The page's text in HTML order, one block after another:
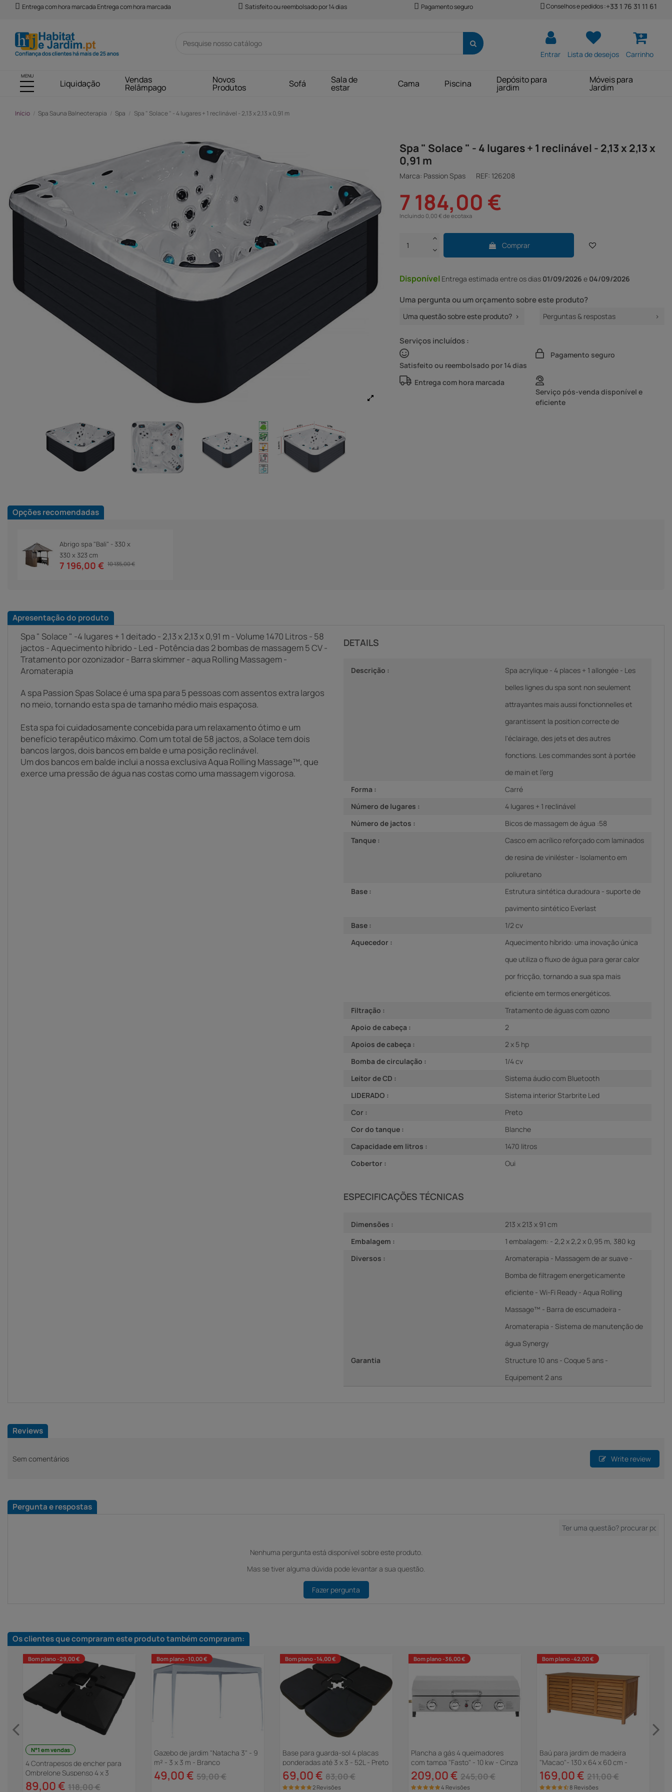
Entrega com hora marcada Entrega com hora marcada Satisfeito ou reembolsado por 14 dias Pagamento seguro Conselhos e pedidos :+33 1 76 31 11 61
Entrar Lista de desejos Carrinho
MENU
Liquidação Vendas
Relâmpago
Novos
Produtos Sofá Sala de
estar Cama Piscina Depósito para
jardim
Móveis para
Jardim
Início Spa Sauna Balneoterapia Spa Spa " Solace " - 4 lugares + 1 reclinável - 2,13 x 2,13 x 0,91 m
Spa " Solace " - 4 lugares + 1 reclinável - 2,13 x 2,13 x
0,91 m
Marca: Passion Spas REF: 126208
7 184,00 €
Incluindo 0,00 € de ecotaxa
Comprar
Disponível Entrega estimada entre os dias 01/09/2026 e 04/09/2026
Uma pergunta ou um orçamento sobre este produto?
Uma questão sobre este produto? Perguntas & respostas
Serviços incluídos :
Satisfeito ou reembolsado por 14 dias
Pagamento seguro
Entrega com hora marcada
Serviço pós-venda disponível e
eficiente
Opções recomendadas
Abrigo spa "Bali" - 330 x
330 x 323 cm
7 196,00 € 10 135,00 €
Apresentação do produto
Spa " Solace " -4 lugares + 1 deitado - 2,13 x 2,13 x 0,91 m - Volume 1470 Litros - 58
jactos - Aquecimento híbrido - Led - Potência das 2 bombas de massagem 5 CV -
Tratamento por ozonizador - Barra skimmer - aqua Rolling Massagem -
Aromaterapia
A spa Passion Spas Solace é uma spa para 5 pessoas com assentos extra largos
no meio, tornando esta spa de tamanho médio mais espaçosa.
Esta spa foi cuidadosamente concebida para um relaxamento ótimo e um
benefício terapêutico máximo. Com um total de 58 jactos, a Solace tem dois
bancos largos, dois bancos em balde e uma posição reclinável.
Um dos bancos em balde inclui a nossa exclusiva Aqua Rolling Massage™, que
exerce uma pressão de água nas costas como uma massagem vigorosa.
DETAILS
Descrição :
Spa acrylique - 4 places + 1 allongée - Les
belles lignes du spa sont non seulement
attrayantes mais aussi fonctionnelles et
garantissent la position correcte de
l'éclairage, des jets et des autres
fonctions. Les commandes sont à portée
de main et l'erg
Forma :
Carré
Número de lugares :
4 lugares + 1 reclinável
Número de jactos :
Bicos de massagem de água :58
Tanque :
Casco em acrílico reforçado com laminados
de resina de viniléster - Isolamento em
poliuretano
Base :
Estrutura sintética duradoura - suporte de
pavimento sintético Everlast
Base :
1/2 cv
Aquecedor :
Aquecimento híbrido: uma inovação única
que utiliza o fluxo de água para gerar calor
por fricção, tornando a sua spa mais
eficiente em termos energéticos.
Filtração :
Tratamento de águas com ozono
Apoio de cabeça :
2
Apoios de cabeça :
2 x 5 hp
Bomba de circulação :
1/4 cv
Leitor de CD :
Sistema áudio com Bluetooth
LIDERADO :
Sistema interior Starbrite Led
Cor :
Preto
Cor do tanque :
Blanche
Capacidade em litros :
1470 litros
Cobertor :
Oui
ESPECIFICAÇÕES TÉCNICAS
Dimensões :
213 x 213 x 91 cm
Embalagem :
1 embalagem: - 2,2 x 2,2 x 0,95 m, 380 kg
Diversos :
Aromaterapia - Massagem de ar suave -
Bomba de filtragem energeticamente
eficiente - Wi-Fi Ready - Aqua Rolling
Massage™ - Barra de escumadeira -
Aromaterapia - Sistema de manutenção de
água Synergy
Garantia
Structure 10 ans - Coque 5 ans -
Equipement 2 ans
Reviews
Sem comentários Write review
Pergunta e respostas
Nenhuma pergunta está disponível sobre este produto.
Mas se tiver alguma dúvida pode levantar a sua questão.
Fazer pergunta
Os clientes que compraram este produto também compraram:
Bom plano -29,00 €
N°1 em vendas
4 Contrapesos de encher para
Ombrelone Suspenso 4 x 3
89,00 € 118,00 €
Bom plano -10,00 €
Gazebo de jardim "Natacha 3" - 9
m² - 3 x 3 m - Branco
49,00 € 59,00 €
Bom plano -14,00 €
Base para guarda-sol 4 placas
ponderadas até 3 x 3 - 52L - Preto
69,00 € 83,00 €
2 Revisões
Bom plano -36,00 €
Plancha a gás 4 queimadores
com tampa "Fasto" - 10 kw - Cinza
209,00 € 245,00 €
4 Revisões
Bom plano -42,00 €
Baú para jardim de madeira
"Macao"- 130 x 64 x 60 cm -
Marrom
169,00 € 211,00 €
8 Revisões